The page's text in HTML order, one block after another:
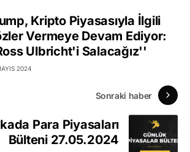
Kripto Piyasasıyla İlgili
Vermeye Devam Ediyor:
Ulbricht'i Salacağız''
2024
Sonraki haber
Para Piyasaları
Bülteni 27.05.2024